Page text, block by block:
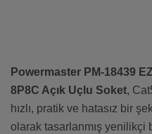
Powermaster PM-18439
8P8C Açık Uçlu Soket,
hızlı, pratik ve hatasız bir
olarak tasarlanmış yenilikçi